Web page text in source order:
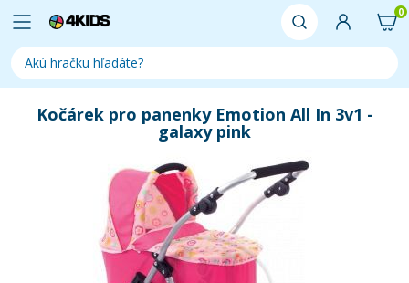
0
Kočárek pro panenky Emotion All In 3v1 -
galaxy pink